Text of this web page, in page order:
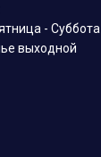
-
выходной